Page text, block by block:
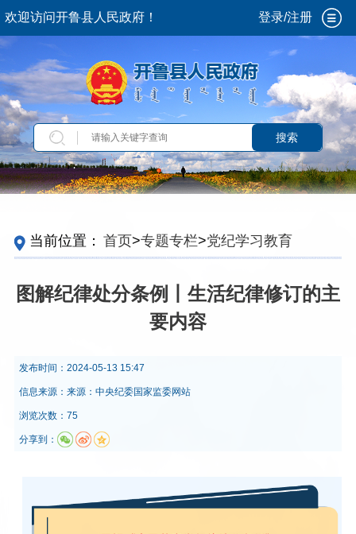
欢迎访问开鲁县人民政府！ 登录/注册
搜索
当前位置： 首页>专题专栏>党纪学习教育
图解纪律处分条例丨生活纪律修订的主
要内容
发布时间： 2024-05-13 15:47
信息来源： 来源：中央纪委国家监委网站
浏览次数：75
分享到：